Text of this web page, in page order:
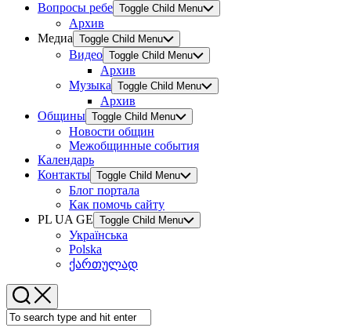
Вопросы ребе Toggle Child Menu
Архив
Медиа Toggle Child Menu
Видео Toggle Child Menu
Архив
Музыка Toggle Child Menu
Архив
Общины Toggle Child Menu
Новости общин
Межобщинные события
Календарь
Контакты Toggle Child Menu
Блог портала
Как помочь сайту
PL UA GE Toggle Child Menu
Українська
Polska
ქართულად